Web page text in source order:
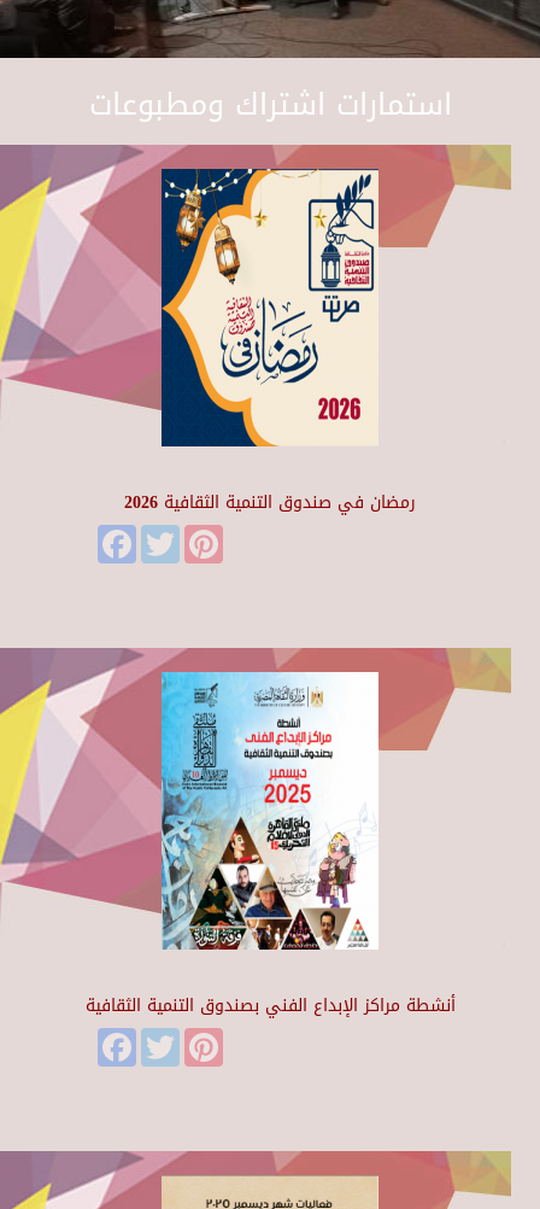
استمارات اشتراك ومطبوعات
رمضان في صندوق التنمية الثقافية 2026
FacebookTwitter
أنشطة مراكز الإبداع الفني بصندوق التنمية الثقافية
FacebookTwitter